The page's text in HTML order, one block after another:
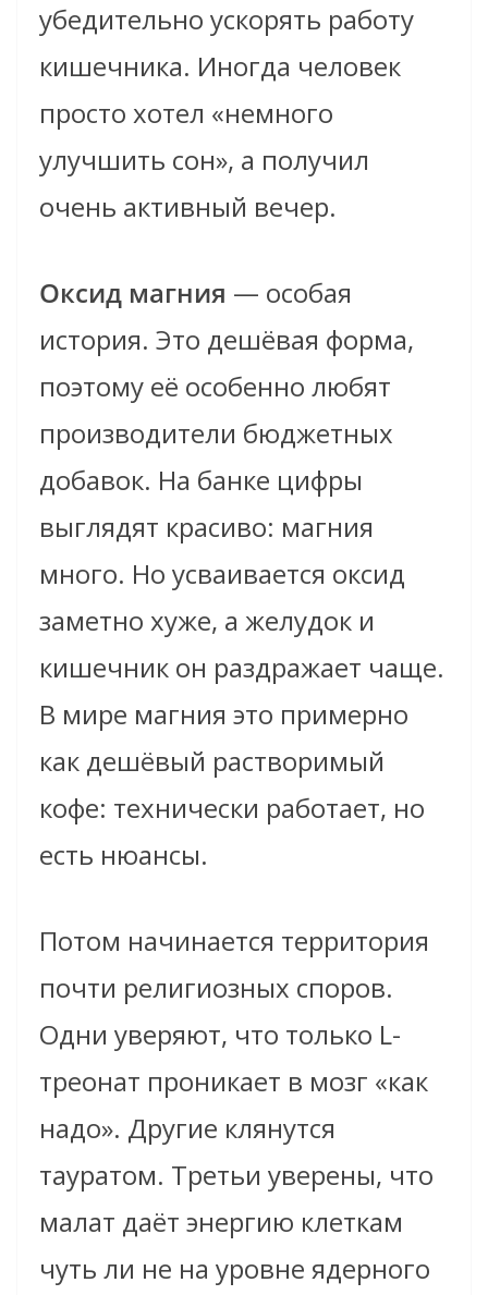
убедительно ускорять работу
кишечника. Иногда человек
просто хотел «немного
улучшить сон», а получил
очень активный вечер.
Оксид магния — особая
история. Это дешёвая форма,
поэтому её особенно любят
производители бюджетных
добавок. На банке цифры
выглядят красиво: магния
много. Но усваивается оксид
заметно хуже, а желудок и
кишечник он раздражает чаще.
В мире магния это примерно
как дешёвый растворимый
кофе: технически работает, но
есть нюансы.
Потом начинается территория
почти религиозных споров.
Одни уверяют, что только L-
треонат проникает в мозг «как
надо». Другие клянутся
тауратом. Третьи уверены, что
малат даёт энергию клеткам
чуть ли не на уровне ядерного